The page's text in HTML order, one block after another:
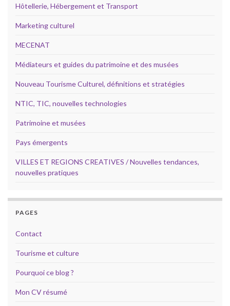
Hôtellerie, Hébergement et Transport
Marketing culturel
MECENAT
Médiateurs et guides du patrimoine et des musées
Nouveau Tourisme Culturel, définitions et stratégies
NTIC, TIC, nouvelles technologies
Patrimoine et musées
Pays émergents
VILLES ET REGIONS CREATIVES / Nouvelles tendances,
nouvelles pratiques
PAGES
Contact
Tourisme et culture
Pourquoi ce blog ?
Mon CV résumé